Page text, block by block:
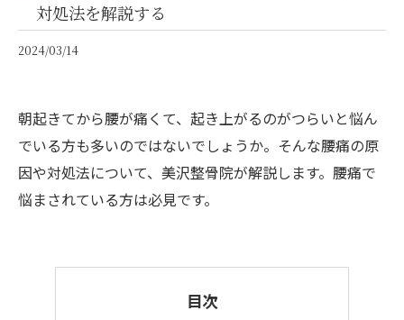
対処法を解説する
2024/03/14
朝起きてから腰が痛くて、起き上がるのがつらいと悩ん
でいる方も多いのではないでしょうか。そんな腰痛の原
因や対処法について、美沢整骨院が解説します。腰痛で
悩まされている方は必見です。
目次